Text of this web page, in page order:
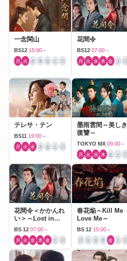
一念関山
BS12 15:00～
月 火 水 木 金 土 日
花間令
BS12 07:00～
月 火 水 木 金 土 日
テレサ・テン
BS11 19:00～
月 火 水 木 金 土 日
墨雨雲間～美しき
復讐～
TOKYO MX 09:00～
月 火 水 木 金 土 日
花間令＜かかんれ
い＞～Lost in
Love～
BS 12 07:00～
月 火 水 木 金 土 日
春花焔～Kill Me
Love Me～
BS 12 15:00～
月 火 水 木 金 土 日